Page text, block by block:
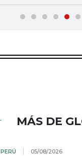
MÁS DE
PERÚ 05/08/2026